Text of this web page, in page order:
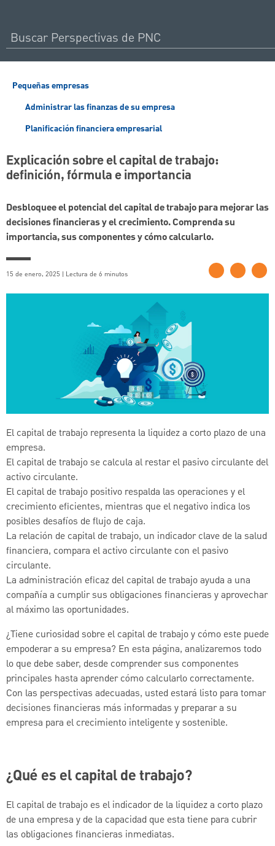
Pequeñas empresas
Administrar las finanzas de su empresa
Planificación financiera empresarial
Explicación sobre el capital de trabajo:
definición, fórmula e importancia
Desbloquee el potencial del capital de trabajo para mejorar las
decisiones financieras y el crecimiento. Comprenda su
importancia, sus componentes y cómo calcularlo.
15 de enero, 2025 | Lectura de 6 minutos
El capital de trabajo representa la liquidez a corto plazo de una
empresa.
El capital de trabajo se calcula al restar el pasivo circulante del
activo circulante.
El capital de trabajo positivo respalda las operaciones y el
crecimiento eficientes, mientras que el negativo indica los
posibles desafíos de flujo de caja.
La relación de capital de trabajo, un indicador clave de la salud
financiera, compara el activo circulante con el pasivo
circulante.
La administración eficaz del capital de trabajo ayuda a una
compañía a cumplir sus obligaciones financieras y aprovechar
al máximo las oportunidades.
¿Tiene curiosidad sobre el capital de trabajo y cómo este puede
empoderar a su empresa? En esta página, analizaremos todo
lo que debe saber, desde comprender sus componentes
principales hasta aprender cómo calcularlo correctamente.
Con las perspectivas adecuadas, usted estará listo para tomar
decisiones financieras más informadas y preparar a su
empresa para el crecimiento inteligente y sostenible.
¿Qué es el capital de trabajo?
El capital de trabajo es el indicador de la liquidez a corto plazo
de una empresa y de la capacidad que esta tiene para cubrir
las obligaciones financieras inmediatas.